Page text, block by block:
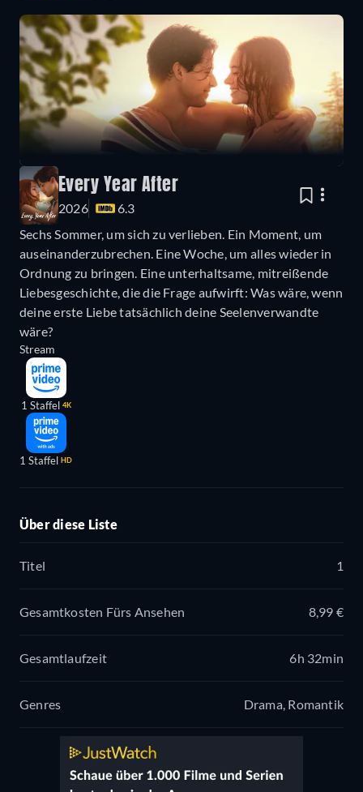
Every Year After
2026
6.3
Sechs Sommer, um sich zu verlieben. Ein Moment, um
auseinanderzubrechen. Eine Woche, um alles wieder in
Ordnung zu bringen. Eine unterhaltsame, mitreißende
Liebesgeschichte, die die Frage aufwirft: Was wäre, wenn
deine erste Liebe tatsächlich deine Seelenverwandte
wäre?
Stream
1 Staffel 4K
1 Staffel HD
Über diese Liste
Titel 1
Gesamtkosten Fürs Ansehen 8,99 €
Gesamtlaufzeit 6h 32min
Genres Drama, Romantik